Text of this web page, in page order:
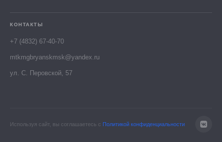
КОНТАКТЫ
+7 (4832) 67-40-70
mtkmgbryanskmsk@yandex.ru
ул. С. Перовской, 57
Используя сайт, вы соглашаетесь с Политикой конфиденциальности